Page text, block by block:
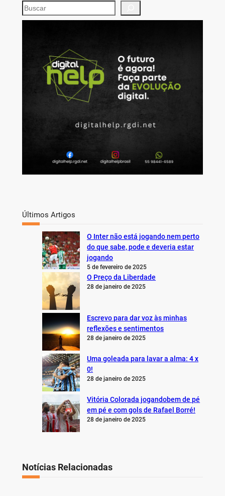
S
e
Últimos Artigos
O Inter não está jogando nem perto
do que sabe, pode e deveria estar
jogando
5 de fevereiro de 2025
O Preço da Liberdade
28 de janeiro de 2025
Escrevo para dar voz às minhas
reflexões e sentimentos
28 de janeiro de 2025
Uma goleada para lavar a alma: 4 x
0!
28 de janeiro de 2025
Vitória Colorada jogandobem de pé
em pé e com gols de Rafael Borré!
28 de janeiro de 2025
Notícias Relacionadas